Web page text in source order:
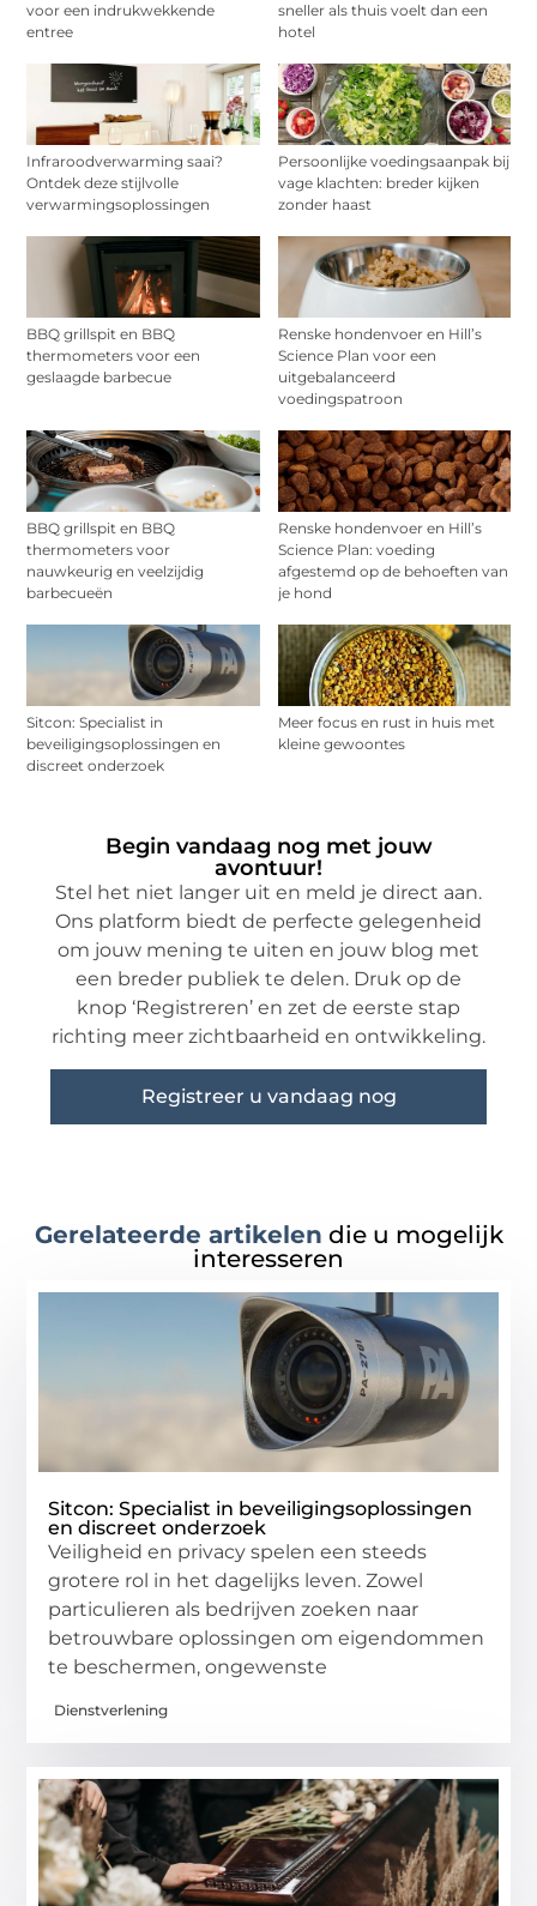
voor een indrukwekkende
entree
sneller als thuis voelt dan een
hotel
Infraroodverwarming saai?
Ontdek deze stijlvolle
verwarmingsoplossingen
Persoonlijke voedingsaanpak bij
vage klachten: breder kijken
zonder haast
BBQ grillspit en BBQ
thermometers voor een
geslaagde barbecue
Renske hondenvoer en Hill’s
Science Plan voor een
uitgebalanceerd
voedingspatroon
BBQ grillspit en BBQ
thermometers voor
nauwkeurig en veelzijdig
barbecueën
Renske hondenvoer en Hill’s
Science Plan: voeding
afgestemd op de behoeften van
je hond
Sitcon: Specialist in
beveiligingsoplossingen en
discreet onderzoek
Meer focus en rust in huis met
kleine gewoontes
Begin vandaag nog met jouw
avontuur!
Stel het niet langer uit en meld je direct aan.
Ons platform biedt de perfecte gelegenheid
om jouw mening te uiten en jouw blog met
een breder publiek te delen. Druk op de
knop ‘Registreren’ en zet de eerste stap
richting meer zichtbaarheid en ontwikkeling.
Registreer u vandaag nog
Gerelateerde artikelen die u mogelijk
interesseren
Sitcon: Specialist in beveiligingsoplossingen
en discreet onderzoek
Veiligheid en privacy spelen een steeds
grotere rol in het dagelijks leven. Zowel
particulieren als bedrijven zoeken naar
betrouwbare oplossingen om eigendommen
te beschermen, ongewenste
Dienstverlening